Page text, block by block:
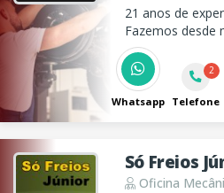
21 anos de
Fazemos desde
preparação de
tecnologia de
Atendimento
comuns, híbridos
Whatsapp
2
Telefone
Só Freios
Oficina